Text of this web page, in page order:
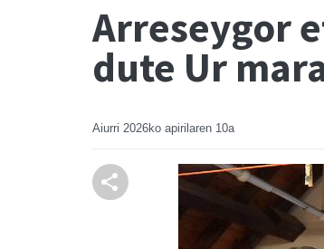
Arreseygor
dute Ur
Aiurri 2026ko apirilaren 10a